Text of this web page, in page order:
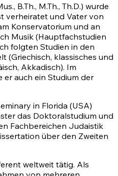
B.Th., M.Th., Th.D.) wurde
verheiratet und Vater von
Konservatorium und an
Musik (Hauptfachstudien
folgten Studien in den
(Griechisch, klassisches und
Akkadisch). Im
auch ein Studium der
in Florida (USA)
das Doktoralstudium und
Fachbereichen Judaistik
über den Zweiten
weltweit tätig. Als